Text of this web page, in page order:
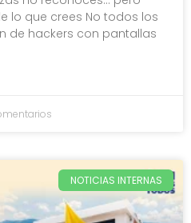
lo que crees No todos los
de hackers con pantallas
NOTICIAS INTERNAS